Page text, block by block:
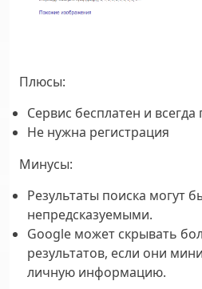
Плюсы:
Сервис бесплатен и всегда
Не нужна регистрация
Минусы:
Результаты поиска могут
непредсказуемыми.
Google может скрывать
результатов, если они
личную информацию.